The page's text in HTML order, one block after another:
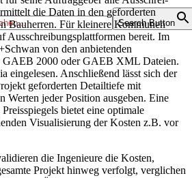
Search Button
die Daten in den geforderten
Bauherren. Für kleinere Kommunen
Ausschreibungsplattformen bereit. Im
von den anbietenden
GAEB 2000 oder GAEB XML Dateien.
eingelesen. Anschließend lässt sich der
geforderten Detailtiefe mit
Werten jeder Position ausgeben. Eine
bietet eine optimale
Visualisierung der Kosten z.B. vor
die Ingenieure die Kosten,
Projekt hinweg verfolgt, verglichen